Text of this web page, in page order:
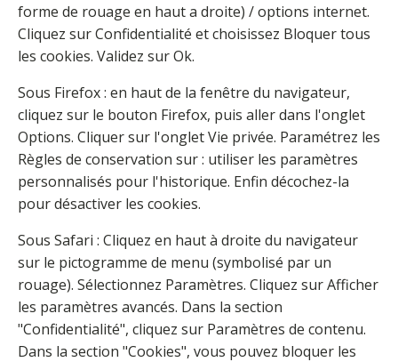
forme de rouage en haut a droite) / options internet.
Cliquez sur Confidentialité et choisissez Bloquer tous
les cookies. Validez sur Ok.
Sous Firefox : en haut de la fenêtre du navigateur,
cliquez sur le bouton Firefox, puis aller dans l'onglet
Options. Cliquer sur l'onglet Vie privée. Paramétrez les
Règles de conservation sur : utiliser les paramètres
personnalisés pour l'historique. Enfin décochez-la
pour désactiver les cookies.
Sous Safari : Cliquez en haut à droite du navigateur
sur le pictogramme de menu (symbolisé par un
rouage). Sélectionnez Paramètres. Cliquez sur Afficher
les paramètres avancés. Dans la section
"Confidentialité", cliquez sur Paramètres de contenu.
Dans la section "Cookies", vous pouvez bloquer les